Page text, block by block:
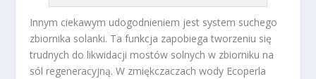
Innym ciekawym udogodnieniem jest system suchego
zbiornika solanki. Ta funkcja zapobiega tworzeniu się
trudnych do likwidacji mostów solnych w zbiorniku na
sól regeneracyjną. W zmiękczaczach wody Ecoperla